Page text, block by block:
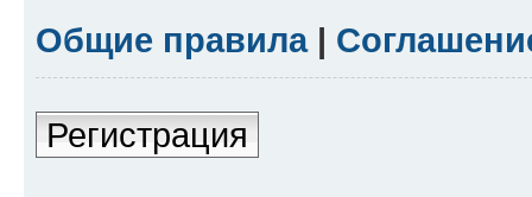
Общие правила|
Регистрация